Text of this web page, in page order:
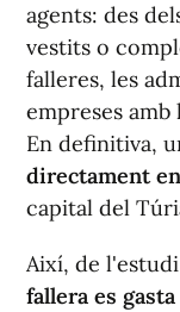
agents: des
vestits o
falleres, les
empreses
En definitiva,
directament
capital del
Així, de
fallera es